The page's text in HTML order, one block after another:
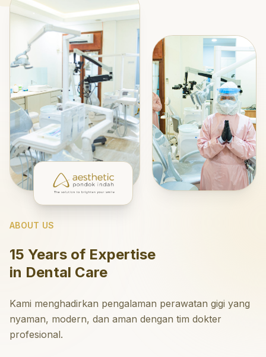
ABOUT US
15 Years of Expertise
in Dental Care
Kami menghadirkan pengalaman perawatan gigi yang
nyaman, modern, dan aman dengan tim dokter
profesional.